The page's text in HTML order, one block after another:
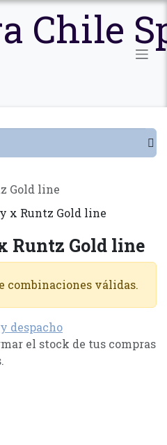
Gold line
Runtz Gold line
combinaciones válidas.
despacho
el stock de tus compras